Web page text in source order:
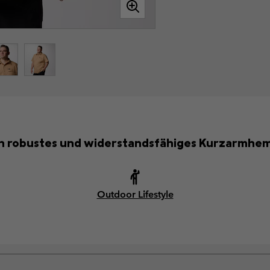
robustes und widerstandsfähiges
Outdoor Lifestyle